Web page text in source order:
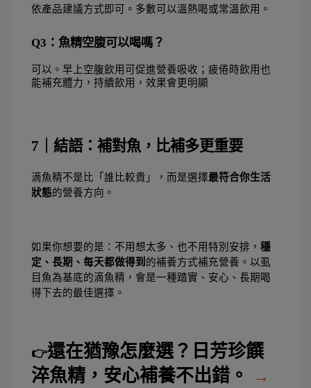
依產品建議方式即可。多數可以溫熱喝或常溫飲用。
Q3：魚精空腹可以喝嗎？
可以。早上空腹飲用可促進營養吸收；疲倦時飲用也
能補充體力，持續飲用，效果會更明顯
7｜結語：補對魚，比補多更重要
滴魚精不是比「誰比較貴」，而是選擇最符合你生活
狀態的營養方向。
如果你想要的是：不用想太多、也不用特別安排， 穩
定、長期、每天都做得到 的補養方式補充營養。以虱
目魚為基底的滴魚精，會是一種踏實、安心、長期喝
得下去的最佳選擇。
👉還在猶豫怎麼選？日芳珍饌
淬魚精，安心補養不出錯。
→